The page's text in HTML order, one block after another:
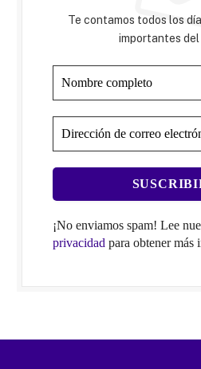
Te contamos todos los
importantes del
¡No enviamos spam! Lee
privacidad para obtener más